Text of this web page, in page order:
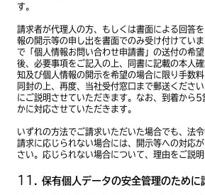
す。
請求者が代理人の方、もしくは書面による回答
報の開示等の申し出を書面でのみ受け付けてい
で「個人情報お問い合わせ申請書」の送付の希
後、必要事項をご記入の上、同書に記載の本人
知及び個人情報の開示を希望の場合に限り手数
同封の上、再度、当社受付窓口まで郵送くださ
にご説明させていただきます。なお、到着から5
かに対応させていただきます。
いずれの方法でご請求いただいた場合でも、法
請求に応じられない場合には、開示等への対応
さい。応じられない場合について、理由をご説明
保有個人データの安全管理のために